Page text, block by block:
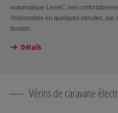
automatique LevelC met
l'horizontale en quelques minutes, par
bouton.
Détails
Vérins de caravane